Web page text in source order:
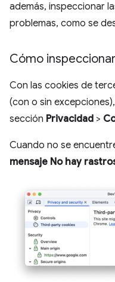
además, inspeccionar
problemas, como se
Cómo
Con las cookies de
(con o sin
sección Privacidad >
Cuando no se
mensaje No hay